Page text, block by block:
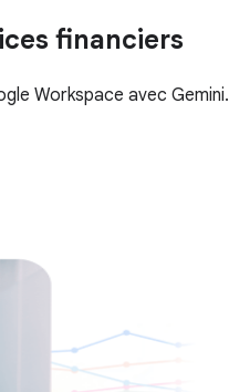
financiers
Workspace avec Gemini.